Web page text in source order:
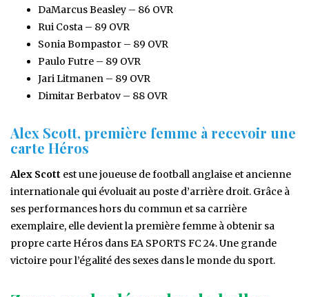
DaMarcus Beasley – 86 OVR
Rui Costa – 89 OVR
Sonia Bompastor – 89 OVR
Paulo Futre – 89 OVR
Jari Litmanen – 89 OVR
Dimitar Berbatov – 88 OVR
Alex Scott, première femme à recevoir une
carte Héros
Alex Scott est une joueuse de football anglaise et ancienne
internationale qui évoluait au poste d’arrière droit. Grâce à
ses performances hors du commun et sa carrière
exemplaire, elle devient la première femme à obtenir sa
propre carte Héros dans EA SPORTS FC 24. Une grande
victoire pour l’égalité des sexes dans le monde du sport.